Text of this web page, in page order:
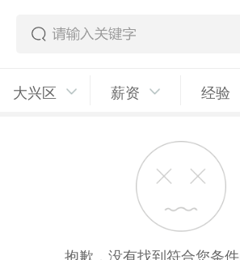
大兴区 薪资 经验
抱歉，没有找到符合您条件